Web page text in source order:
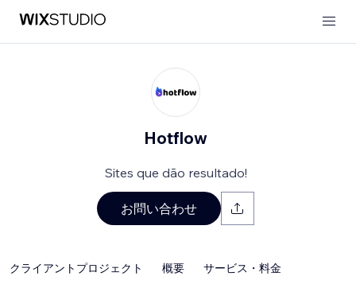
Hotflow
Sites que dão resultado!
お問い合わせ
クライアントプロジェクト 概要 サービス・料金